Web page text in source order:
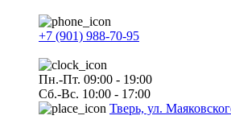
+7 (901) 988-70-95
Пн.-Пт. 09:00 - 19:00
Сб.-Вс. 10:00 - 17:00
Тверь, ул.